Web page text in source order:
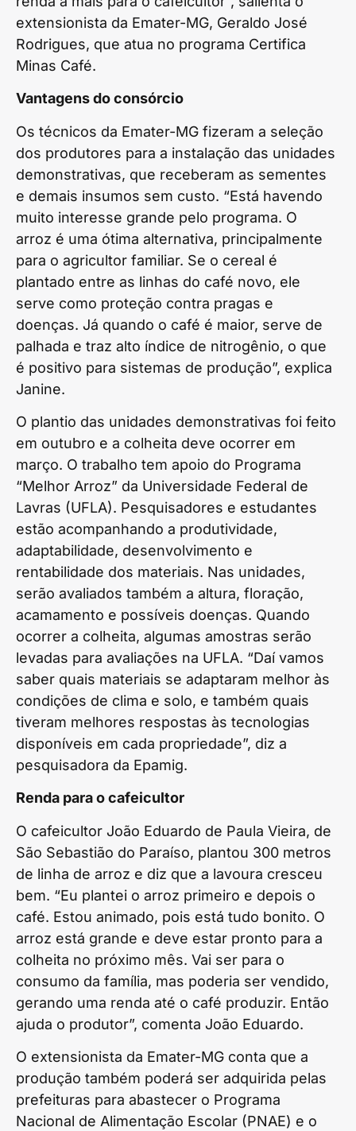
extensionista da Emater-MG, Geraldo José
Rodrigues, que atua no programa Certifica
Minas Café.
Vantagens do consórcio
Os técnicos da Emater-MG fizeram a seleção
dos produtores para a instalação das unidades
demonstrativas, que receberam as sementes
e demais insumos sem custo. “Está havendo
muito interesse grande pelo programa. O
arroz é uma ótima alternativa, principalmente
para o agricultor familiar. Se o cereal é
plantado entre as linhas do café novo, ele
serve como proteção contra pragas e
doenças. Já quando o café é maior, serve de
palhada e traz alto índice de nitrogênio, o que
é positivo para sistemas de produção”, explica
Janine.
O plantio das unidades demonstrativas foi feito
em outubro e a colheita deve ocorrer em
março. O trabalho tem apoio do Programa
“Melhor Arroz” da Universidade Federal de
Lavras (UFLA). Pesquisadores e estudantes
estão acompanhando a produtividade,
adaptabilidade, desenvolvimento e
rentabilidade dos materiais. Nas unidades,
serão avaliados também a altura, floração,
acamamento e possíveis doenças. Quando
ocorrer a colheita, algumas amostras serão
levadas para avaliações na UFLA. “Daí vamos
saber quais materiais se adaptaram melhor às
condições de clima e solo, e também quais
tiveram melhores respostas às tecnologias
disponíveis em cada propriedade”, diz a
pesquisadora da Epamig.
Renda para o cafeicultor
O cafeicultor João Eduardo de Paula Vieira, de
São Sebastião do Paraíso, plantou 300 metros
de linha de arroz e diz que a lavoura cresceu
bem. “Eu plantei o arroz primeiro e depois o
café. Estou animado, pois está tudo bonito. O
arroz está grande e deve estar pronto para a
colheita no próximo mês. Vai ser para o
consumo da família, mas poderia ser vendido,
gerando uma renda até o café produzir. Então
ajuda o produtor”, comenta João Eduardo.
O extensionista da Emater-MG conta que a
produção também poderá ser adquirida pelas
prefeituras para abastecer o Programa
Nacional de Alimentação Escolar (PNAE) e o